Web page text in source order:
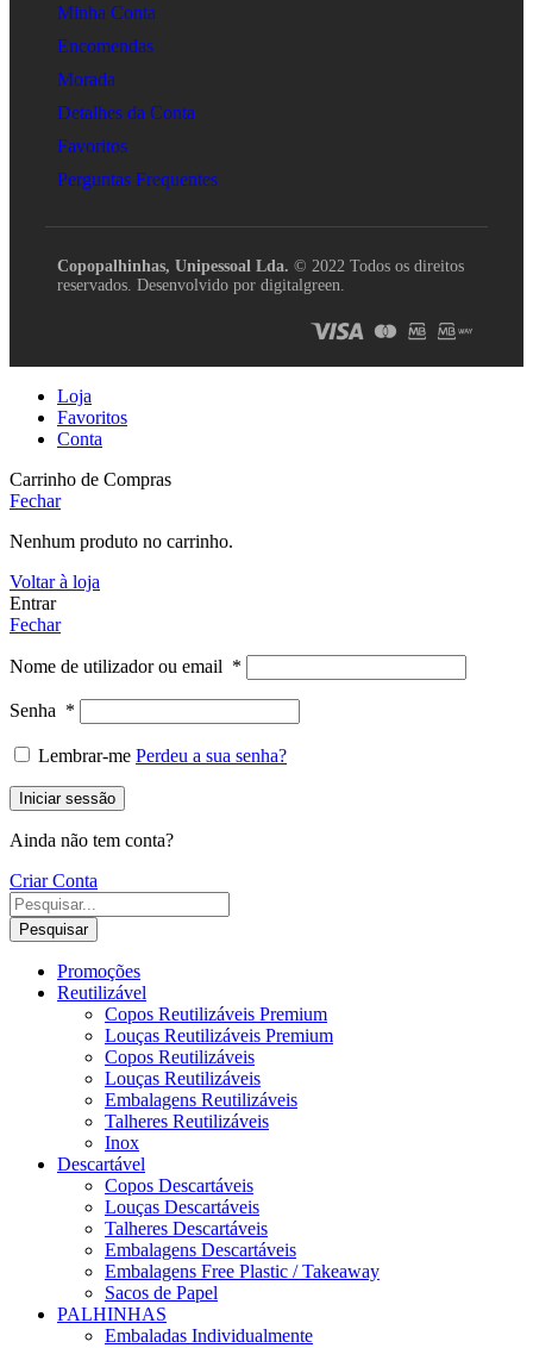
Minha Conta
Encomendas
Morada
Detalhes da Conta
Favoritos
Perguntas Frequentes
Copopalhinhas, Unipessoal Lda. © 2022 Todos os direitos
reservados. Desenvolvido por digitalgreen.
Loja
Favoritos
Conta
Carrinho de Compras
Fechar
Nenhum produto no carrinho.
Voltar à loja
Entrar
Fechar
Nome de utilizador ou email *
Senha *
Lembrar-me Perdeu a sua senha?
Iniciar sessão
Ainda não tem conta?
Criar Conta
Pesquisar
Promoções
Reutilizável
Copos Reutilizáveis Premium
Louças Reutilizáveis Premium
Copos Reutilizáveis
Louças Reutilizáveis
Embalagens Reutilizáveis
Talheres Reutilizáveis
Inox
Descartável
Copos Descartáveis
Louças Descartáveis
Talheres Descartáveis
Embalagens Descartáveis
Embalagens Free Plastic / Takeaway
Sacos de Papel
PALHINHAS
Embaladas Individualmente